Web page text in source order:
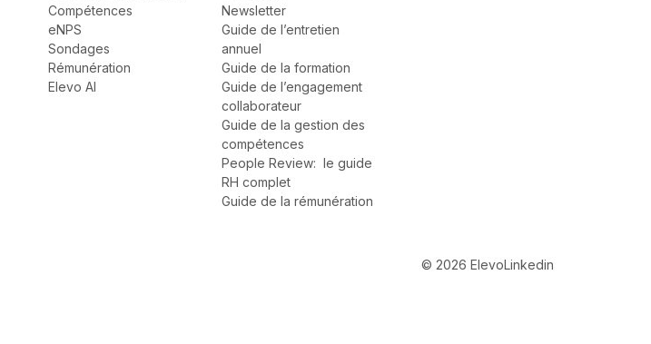
Compétences
eNPS
Sondages
Rémunération
Elevo AI
Newsletter
Guide de l’entretien
annuel
Guide de la formation
Guide de l’engagement
collaborateur
Guide de la gestion des
compétences
People Review: le guide
RH complet
Guide de la rémunération
© 2026 ElevoLinkedin